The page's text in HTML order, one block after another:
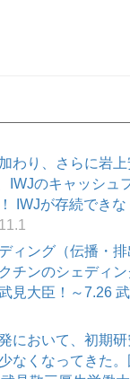
わり、さらに岩
IWJのキャッシュ
IWJが存続でき
ィング（伝播・
チンのシェディ
見大臣！～7.26
において、初期
なくなってきた